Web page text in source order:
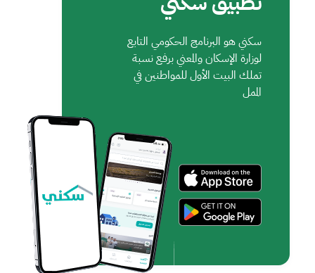
سكني هو البرنامج الحكومي التابع
لوزارة الإسكان والمعني برفع نسبة
تملك البيت الأول للمواطنين في
الممل